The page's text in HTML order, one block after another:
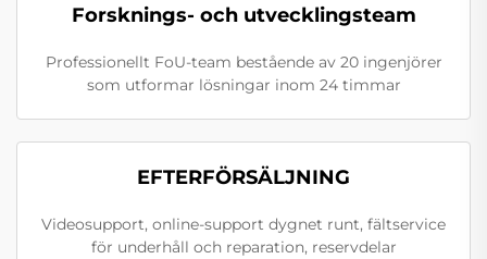
Forsknings- och utvecklingsteam
Professionellt FoU-team bestående av 20 ingenjörer
som utformar lösningar inom 24 timmar
EFTERFÖRSÄLJNING
Videosupport, online-support dygnet runt, fältservice
för underhåll och reparation, reservdelar